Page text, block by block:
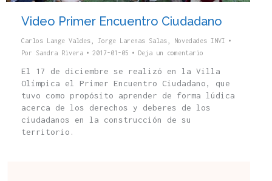
Video Primer Encuentro Ciudadano
Carlos Lange Valdes Jorge Larenas Salas
Novedades INVI
Por Sandra Rivera 2017-01-05 Deja un comentario
El 17 de diciembre se realizó en la Villa
Olímpica el Primer Encuentro Ciudadano, que
tuvo como propósito aprender de forma lúdica
acerca de los derechos y deberes de los
ciudadanos en la construcción de su
territorio.